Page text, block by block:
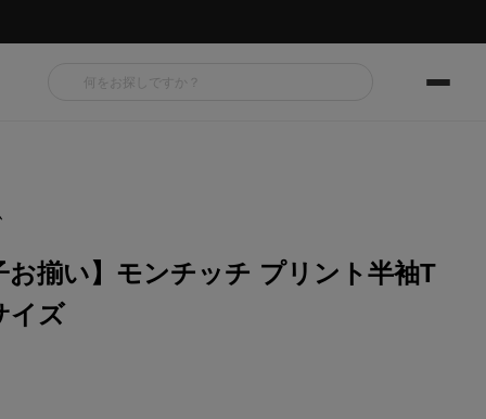
お揃い】モンチッチ プリント半袖T
イズ